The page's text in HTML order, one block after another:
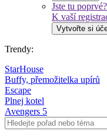
Jste tu poprvé?
K vaší
Vytvořte si
Trendy:
StarHouse
Buffy, přemožitelka upírů
Escape
Plnej kotel
Avengers 5